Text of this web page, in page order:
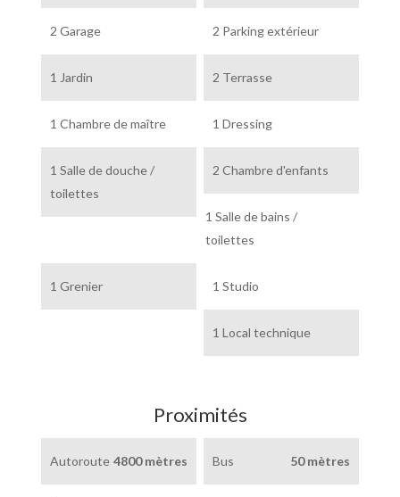
2 Garage 2 Parking extérieur
1 Jardin 2 Terrasse
1 Chambre de maître 1 Dressing
1 Salle de douche /
toilettes
2 Chambre d'enfants
1 Salle de bains /
toilettes
1 Studio
1 Grenier
1 Local technique
Proximités
Autoroute 4800 mètres Bus 50 mètres